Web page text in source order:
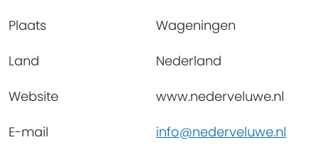
Plaats
Wageningen
Land
Website
E-mail
Nederland
www.nederveluwe.nl
info@nederveluwe.nl